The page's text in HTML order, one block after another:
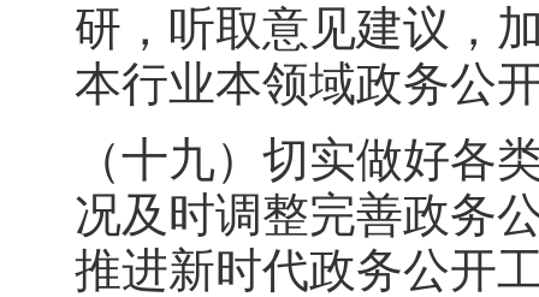
研，听取意见建议，
本行业本领域政务公
（十九）切实做好各
况及时调整完善政务
推进新时代政务公开